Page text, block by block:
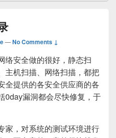
—No Comments ↓
络安全做的很好，静态扫
主机扫描、网络扫描，都把
全提供的各安全供应商的各
0day漏洞都会尽快修复，于
家，对系统的测试环境进行